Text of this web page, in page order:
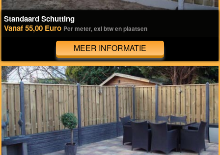
Standaard Schutting
Vanaf 55,00 Euro Per meter, exl btw en plaatsen
MEER INFORMATIE